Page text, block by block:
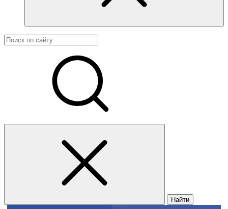
Найти